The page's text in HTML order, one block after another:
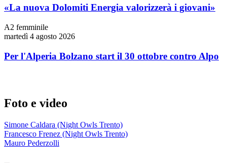
«La nuova Dolomiti Energia valorizzerà i giovani»
A2 femminile
martedì 4 agosto 2026
Per l'Alperia Bolzano start il 30 ottobre contro Alpo
Foto e video
Simone Caldara (Night Owls Trento)
Francesco Frenez (Night Owls Trento)
Mauro Pederzolli